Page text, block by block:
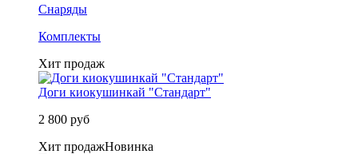
Снаряды
Комплекты
Хит продаж
Доги киокушинкай "Стандарт"
2 800 руб
Хит продажНовинка